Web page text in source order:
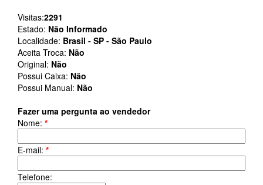
Visitas:2291
Estado: Não Informado
Localidade: Brasil - SP - São Paulo
Aceita Troca: Não
Original: Não
Possui Caixa: Não
Possui Manual: Não
Fazer uma pergunta ao vendedor
Nome: *
E-mail: *
Telefone: